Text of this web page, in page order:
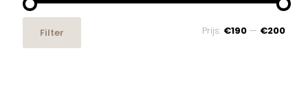
Filter Prijs: €190 — €200